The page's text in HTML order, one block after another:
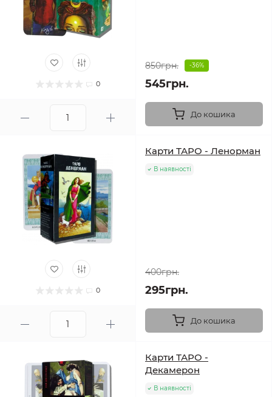
0
850грн. -36%
545грн.
До кошика
0
Карти ТАРО - Ленорман
В наявності
400грн.
295грн.
До кошика
Карти ТАРО -
Декамерон
В наявності